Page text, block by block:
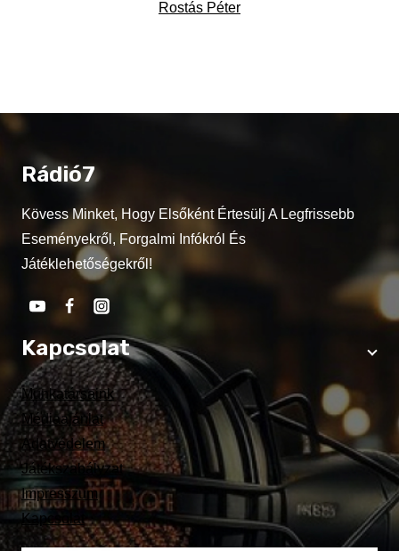
Rostás Péter
Rádió7
Kövess Minket, Hogy Elsőként Értesülj A Legfrissebb
Eseményekről, Forgalmi Infókról És
Játéklehetőségekről!
Kapcsolat
Munkatársaink
Médiaajánlat
Adatvédelem
Játékszabályzat
Impresszum
Kapcsolat